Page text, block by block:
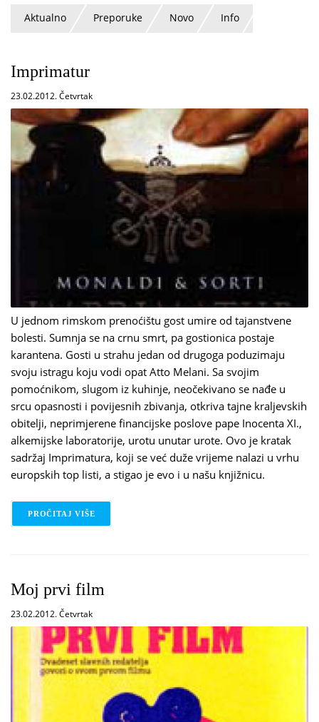
Aktualno Preporuke Novo Info
Imprimatur
23.02.2012. Četvrtak
U jednom rimskom prenoćištu gost umire od tajanstvene
bolesti. Sumnja se na crnu smrt, pa gostionica postaje
karantena. Gosti u strahu jedan od drugoga poduzimaju
svoju istragu koju vodi opat Atto Melani. Sa svojim
pomoćnikom, slugom iz kuhinje, neočekivano se nađe u
srcu opasnosti i povijesnih zbivanja, otkriva tajne kraljevskih
obitelji, neprimjerene financijske poslove pape Inocenta XI.,
alkemijske laboratorije, urotu unutar urote. Ovo je kratak
sadržaj Imprimatura, koji se već duže vrijeme nalazi u vrhu
europskih top listi, a stigao je evo i u našu knjižnicu.
PROČITAJ VIŠE
Moj prvi film
23.02.2012. Četvrtak